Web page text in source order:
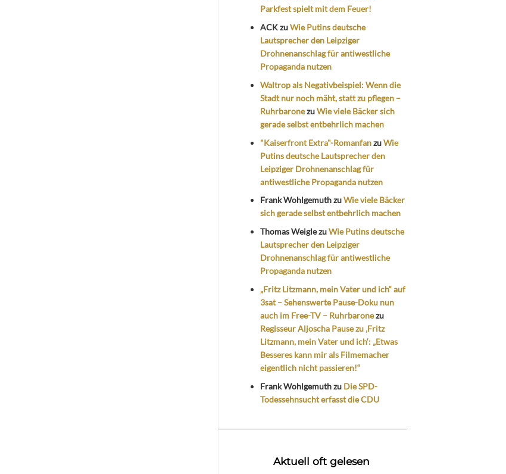
Parkfest spielt mit dem Feuer!
ACKzuWie Putins deutsche
Lautsprecher den Leipziger
Drohnenanschlag für antiwestliche
Propaganda nutzen
Waltrop als Negativbeispiel: Wenn die
Stadt nur noch mäht, statt zu pflegen –
RuhrbaronezuWie viele Bäcker sich
gerade selbst entbehrlich machen
"Kaiserfront Extra"-RomanfanzuWie
Putins deutsche Lautsprecher den
Leipziger Drohnenanschlag für
antiwestliche Propaganda nutzen
Frank WohlgemuthzuWie viele Bäcker
sich gerade selbst entbehrlich machen
Thomas WeiglezuWie Putins deutsche
Lautsprecher den Leipziger
Drohnenanschlag für antiwestliche
Propaganda nutzen
„Fritz Litzmann, mein Vater und ich“ auf
3sat – Sehenswerte Pause-Doku nun
auch im Free-TV – Ruhrbaronezu
Regisseur Aljoscha Pause zu ‚Fritz
Litzmann, mein Vater und ich‘: „Etwas
Besseres kann mir als Filmemacher
eigentlich nicht passieren!“
Frank Wohlgemuthzu Die SPD-
Todessehnsucht erfasst die CDU
Aktuell oft gelesen